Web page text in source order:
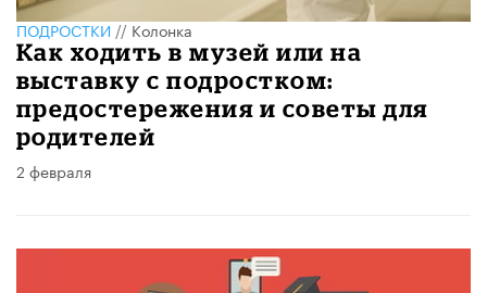
ПОДРОСТКИ//Колонка
Как ходить в музей или на
выставку с подростком:
предостережения и советы для
родителей
2 февраля